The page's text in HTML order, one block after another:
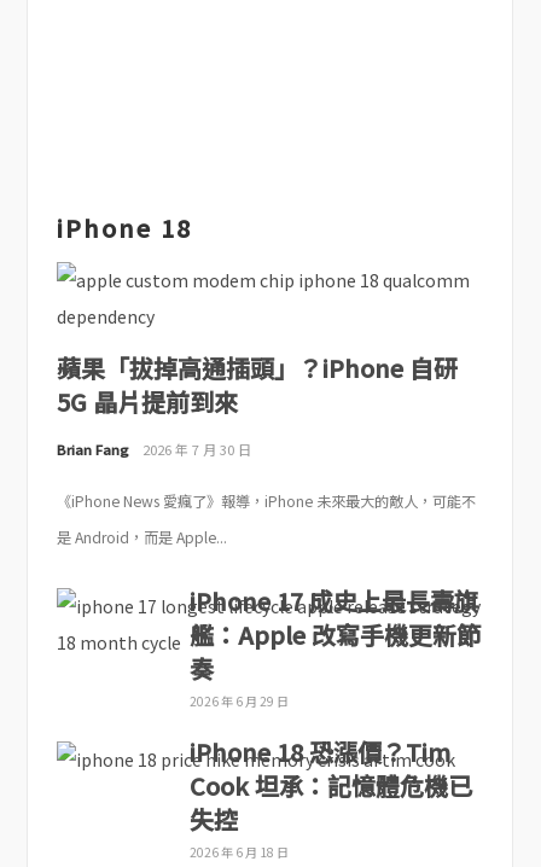
iPhone 18
蘋果「拔掉高通插頭」？iPhone 自研
5G 晶片提前到來
Brian Fang 2026 年 7 月 30 日
《iPhone News 愛瘋了》報導，iPhone 未來最大的敵人，可能不
是 Android，而是 Apple...
iPhone 17 成史上最長壽旗
艦：Apple 改寫手機更新節
奏
2026 年 6 月 29 日
iPhone 18 恐漲價？Tim
Cook 坦承：記憶體危機已
失控
2026 年 6 月 18 日